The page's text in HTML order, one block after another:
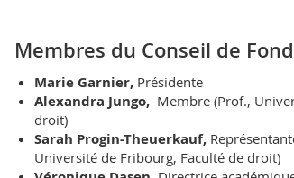
Membres du Conseil de
Marie Garnier, Présidente
Alexandra Jungo, Membre (Prof.,
droit)
Sarah Progin-Theuerkauf,
Université de Fribourg, Faculté de droit)